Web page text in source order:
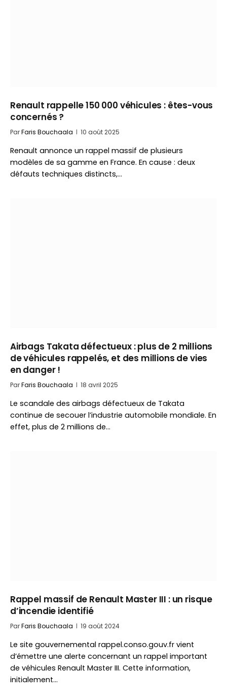
Renault rappelle 150 000 véhicules : êtes-vous
concernés ?
ParFaris Bouchaala 10 août 2025
Renault annonce un rappel massif de plusieurs
modèles de sa gamme en France. En cause : deux
défauts techniques distincts,…
Airbags Takata défectueux : plus de 2 millions
de véhicules rappelés, et des millions de vies
en danger !
ParFaris Bouchaala 18 avril 2025
Le scandale des airbags défectueux de Takata
continue de secouer l’industrie automobile mondiale. En
effet, plus de 2 millions de…
Rappel massif de Renault Master III : un risque
d’incendie identifié
ParFaris Bouchaala 19 août 2024
Le site gouvernemental rappel.conso.gouv.fr vient
d’émettre une alerte concernant un rappel important
de véhicules Renault Master III. Cette information,
initialement…